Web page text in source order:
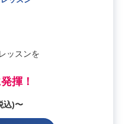
ッスンを
揮！
込)〜